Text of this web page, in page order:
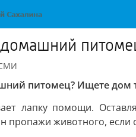
домашний
питомец? Ищете
лапку помощи.
пропажи животного, если